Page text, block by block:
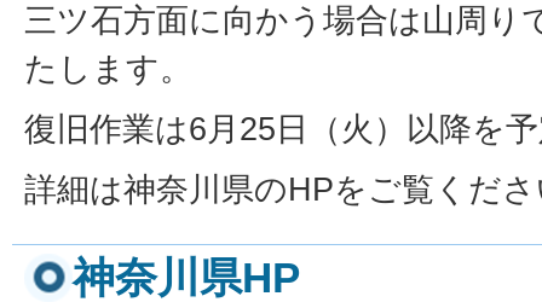
三ツ石方面に向かう場合は山周り
たします。
復旧作業は6月25日（火）以降を
詳細は神奈川県のHPをご覧くだ
神奈川県HP